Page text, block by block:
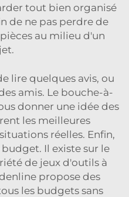
tout bien organisé
de ne pas perdre de
au milieu d'un
lire quelques avis, ou
amis. Le bouche-à-
donner une idée des
les meilleures
réelles. Enfin,
Il existe sur le
de jeux d'outils à
propose des
les budgets sans